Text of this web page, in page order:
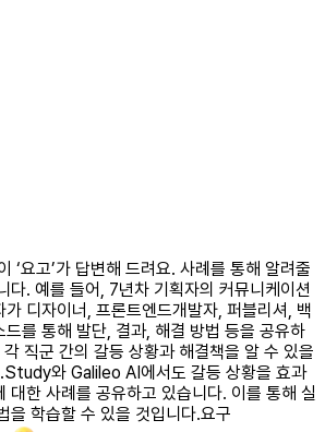
‘요고’가 답변해 드려요. 사례를 통해 알려줄
다. 예를 들어, 7년차 기획자의 커뮤니케이션
디자이너, 프론트엔드개발자, 퍼블리셔, 백
드를 통해 발단, 결과, 해결 방법 등을 공유하
직군 간의 갈등 상황과 해결책을 알 수 있을
와 Galileo AI에서도 갈등 상황을 효과
대한 사례를 공유하고 있습니다. 이를 통해 실
을 학습할 수 있을 것입니다.요구